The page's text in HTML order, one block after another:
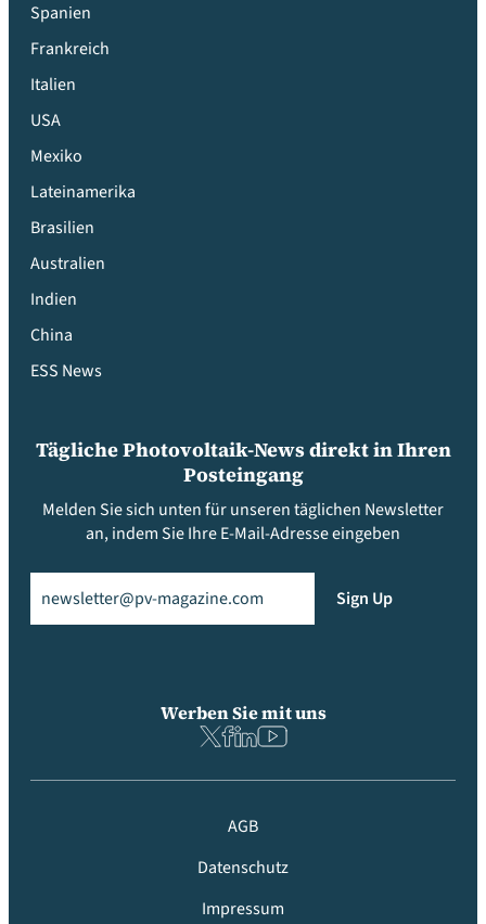
Spanien
Frankreich
Italien
USA
Mexiko
Lateinamerika
Brasilien
Australien
Indien
China
ESS News
Tägliche Photovoltaik-News direkt in Ihren
Posteingang
Melden Sie sich unten für unseren täglichen Newsletter
an, indem Sie Ihre E-Mail-Adresse eingeben
Sign Up
Werben Sie mit uns
AGB
Datenschutz
Impressum